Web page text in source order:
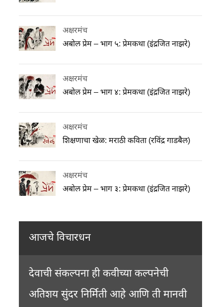
अक्षरमंच
अबोल प्रेम – भाग ५: प्रेमकथा (इंद्रजित नाझरे)
अक्षरमंच
अबोल प्रेम – भाग ४: प्रेमकथा (इंद्रजित नाझरे)
अक्षरमंच
शिक्षणाचा खेळ: मराठी कविता (रविंद्र गाडबैल)
अक्षरमंच
अबोल प्रेम – भाग ३: प्रेमकथा (इंद्रजित नाझरे)
आजचे विचारधन
देवाची संकल्पना ही कवीच्या कल्पनेची
अतिशय सुंदर निर्मिती आहे आणि ती मानवी